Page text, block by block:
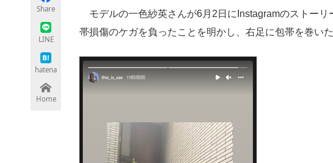
Share
LINE
hatena
Home
モデルの一色紗英さんが6月2日にInstagramのストーリ
帯損傷のケガを負ったことを明かし、右足に包帯を巻い